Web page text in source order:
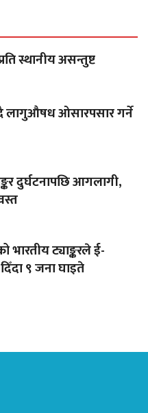
स्थानीय असन्तुष्ट
लागुऔषध ओसारपसार गर्ने
दुर्घटनापछि आगलागी,
भारतीय ट्याङ्करले ई-
९ जना घाइते